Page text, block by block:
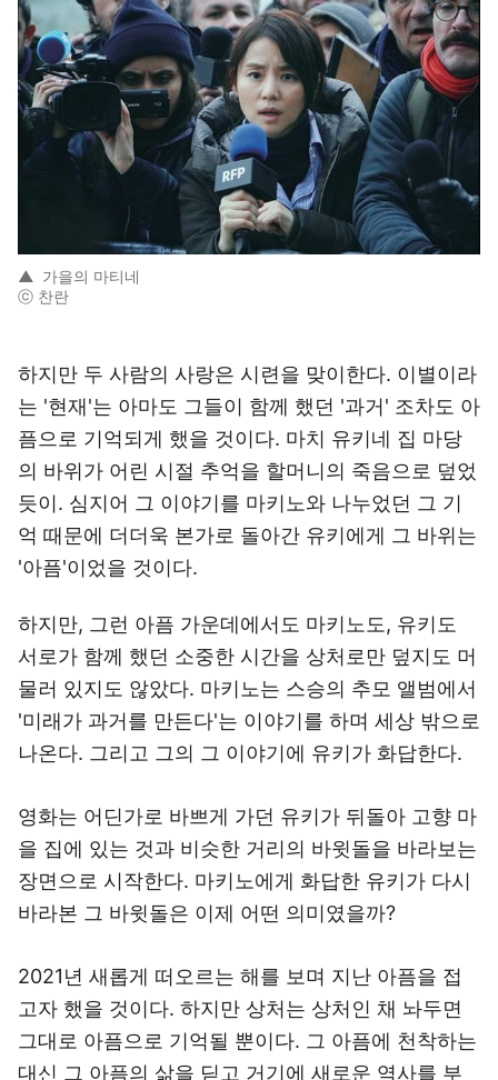
▲ 가을의 마티네
ⓒ 찬란
하지만 두 사람의 사랑은 시련을 맞이한다. 이별이라
는 '현재'는 아마도 그들이 함께 했던 '과거' 조차도 아
픔으로 기억되게 했을 것이다. 마치 유키네 집 마당
의 바위가 어린 시절 추억을 할머니의 죽음으로 덮었
듯이. 심지어 그 이야기를 마키노와 나누었던 그 기
억 때문에 더더욱 본가로 돌아간 유키에게 그 바위는
'아픔'이었을 것이다.
하지만, 그런 아픔 가운데에서도 마키노도, 유키도
서로가 함께 했던 소중한 시간을 상처로만 덮지도 머
물러 있지도 않았다. 마키노는 스승의 추모 앨범에서
'미래가 과거를 만든다'는 이야기를 하며 세상 밖으로
나온다. 그리고 그의 그 이야기에 유키가 화답한다.
영화는 어딘가로 바쁘게 가던 유키가 뒤돌아 고향 마
을 집에 있는 것과 비슷한 거리의 바윗돌을 바라보는
장면으로 시작한다. 마키노에게 화답한 유키가 다시
바라본 그 바윗돌은 이제 어떤 의미였을까?
2021년 새롭게 떠오르는 해를 보며 지난 아픔을 접
고자 했을 것이다. 하지만 상처는 상처인 채 놔두면
그대로 아픔으로 기억될 뿐이다. 그 아픔에 천착하는
대신 그 아픔의 삶을 딛고 거기에 새로운 역사를 부